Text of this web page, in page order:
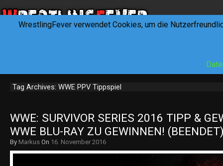
Tag Archives: WWE PPV Tippspiel
WWE: SURVIVOR SERIES 2016 TIPP &
WWE BLU-RAY ZU GEWINNEN!
By Markus On 16. November 2016
WrestlingFever verwendet Cookies, um die